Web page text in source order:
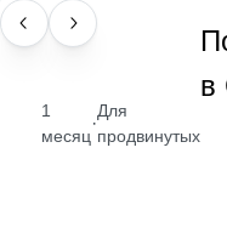
НАВЫК
1
месяц
·
Для
продвинутых
в